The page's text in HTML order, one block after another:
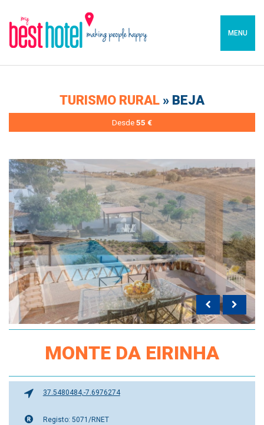
MENU
TURISMO RURAL » BEJA
Desde55 €
MONTE DA EIRINHA
37.5480484,-7.6976274
Registo: 5071/RNET